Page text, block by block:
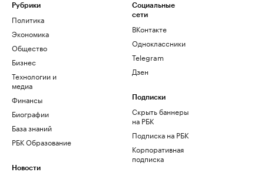
Рубрики
Политика
Экономика
Общество
Бизнес
Технологии и
медиа
Финансы
Биографии
База знаний
РБК Образование
Новости
Социальные
сети
ВКонтакте
Одноклассники
Telegram
Дзен
Подписки
Скрыть баннеры
на РБК
Подписка на РБК
Корпоративная
подписка